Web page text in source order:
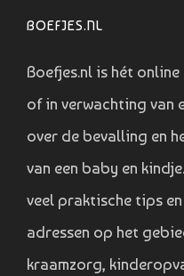
BOEFJES.NL
Boefjes.nl is hét
of in verwachting van
over de bevalling en
van een baby en
veel praktische tips
adressen op het
kraamzorg,